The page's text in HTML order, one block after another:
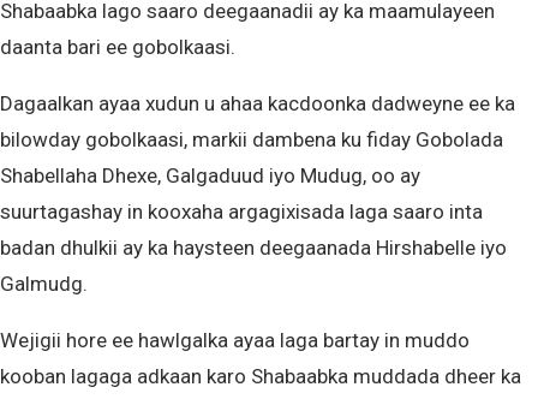
Shabaabka lago saaro deegaanadii ay ka maamulayeen
daanta bari ee gobolkaasi.
Dagaalkan ayaa xudun u ahaa kacdoonka dadweyne ee ka
bilowday gobolkaasi, markii dambena ku fiday Gobolada
Shabellaha Dhexe, Galgaduud iyo Mudug, oo ay
suurtagashay in kooxaha argagixisada laga saaro inta
badan dhulkii ay ka haysteen deegaanada Hirshabelle iyo
Galmudg.
Wejigii hore ee hawlgalka ayaa laga bartay in muddo
kooban lagaga adkaan karo Shabaabka muddada dheer ka